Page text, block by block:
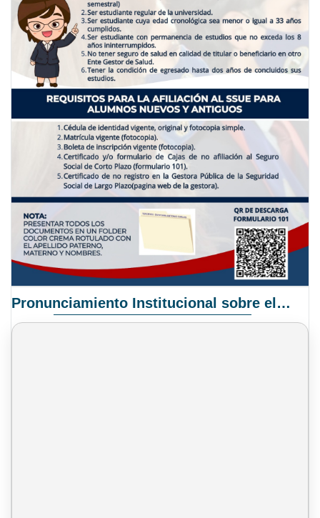
Pronunciamiento Institucional sobre el Proyecto de Ley N° 068/2025-2026 C.S.